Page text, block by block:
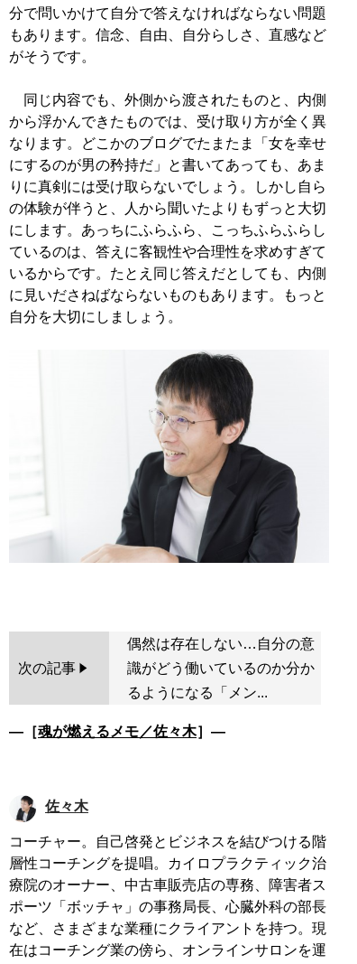
分で問いかけて自分で答えなければならない問題
もあります。信念、自由、自分らしさ、直感など
がそうです。
同じ内容でも、外側から渡されたものと、内側
から浮かんできたものでは、受け取り方が全く異
なります。どこかのブログでたまたま「女を幸せ
にするのが男の矜持だ」と書いてあっても、あま
りに真剣には受け取らないでしょう。しかし自ら
の体験が伴うと、人から聞いたよりもずっと大切
にします。あっちにふらふら、こっちふらふらし
ているのは、答えに客観性や合理性を求めすぎて
いるからです。たとえ同じ答えだとしても、内側
に見いださねばならないものもあります。もっと
自分を大切にしましょう。
次の記事
偶然は存在しない…自分の意
識がどう働いているのか分か
るようになる「メン...
―［魂が燃えるメモ／佐々木］―
佐々木
コーチャー。自己啓発とビジネスを結びつける階
層性コーチングを提唱。カイロプラクティック治
療院のオーナー、中古車販売店の専務、障害者ス
ポーツ「ボッチャ」の事務局長、心臓外科の部長
など、さまざまな業種にクライアントを持つ。現
在はコーチング業の傍ら、オンラインサロンを運